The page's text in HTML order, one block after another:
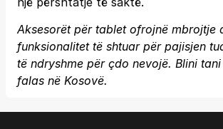
Aksesorët për tablet ofrojnë mbrojtje
funksionalitet të shtuar për pajisjen
të ndryshme për çdo nevojë. Blini
falas në Kosovë.